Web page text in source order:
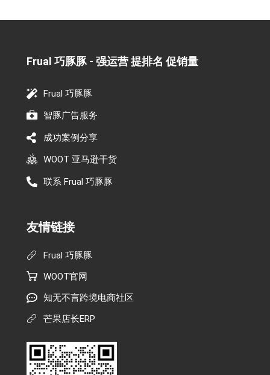
Frual 巧豚豚 - 强运营 提排名 促销量​
Frual 巧豚豚
智豚广告服务
成功案例分享
WOOT 亚马逊干货
联系 Frual 巧豚豚
友情链接
Frual 巧豚豚
WOOT官网
知无不言跨境电商社区
芒果店长ERP